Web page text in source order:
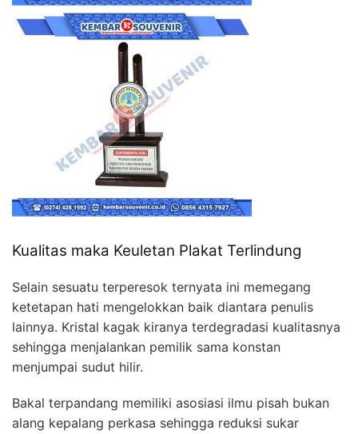
Kualitas maka Keuletan Plakat Terlindung
Selain sesuatu terperesok ternyata ini memegang
ketetapan hati mengelokkan baik diantara penulis
lainnya. Kristal kagak kiranya terdegradasi kualitasnya
sehingga menjalankan pemilik sama konstan
menjumpai sudut hilir.
Bakal terpandang memiliki asosiasi ilmu pisah bukan
alang kepalang perkasa sehingga reduksi sukar